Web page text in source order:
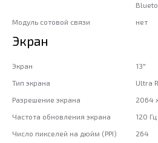
Модуль сотовой связи
нет
Экран
Экран
13"
Тип экрана
Ultra
Разрешение экрана
2064
Частота обновления экрана
120 Гц
Число пикселей на дюйм (PPI)
264